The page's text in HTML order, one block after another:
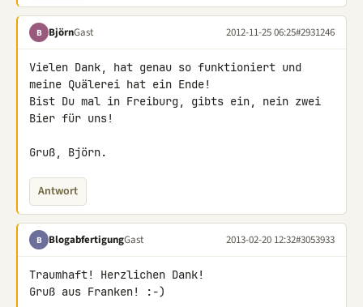
B BjörnGast 2012-11-25 06:25#2931246
Vielen Dank, hat genau so funktioniert und
meine Quälerei hat ein Ende!
Bist Du mal in Freiburg, gibts ein, nein zwei
Bier für uns!
Gruß, Björn.
Antwort
B BlogabfertigungGast 2013-02-20 12:32#3053933
Traumhaft! Herzlichen Dank!
Gruß aus Franken! :-)